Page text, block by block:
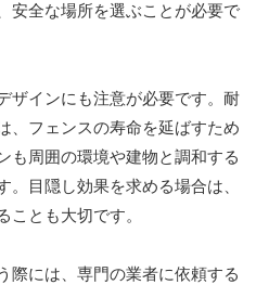
安全な場所を選ぶことが必要で
ザインにも注意が必要です。耐
、フェンスの寿命を延ばすため
も周囲の環境や建物と調和する
。目隠し効果を求める場合は、
ことも大切です。
際には、専門の業者に依頼する